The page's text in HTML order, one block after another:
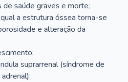
saúde graves e morte;
a estrutura óssea torna-se
e alteração da
suprarrenal (síndrome de